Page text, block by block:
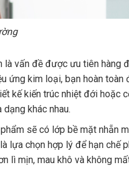
là vấn đề được ưu tiên hàng
ứng kim loại, bạn hoàn
kế kiến trúc nhiệt đới hoặc
khác nhau.
sẽ có lớp bề mặt nhẵn
lựa chọn hợp lý để hạn chế
lì mịn, mau khô và không